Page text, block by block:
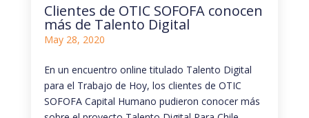
Clientes de OTIC SOFOFA conocen
más de Talento Digital
May 28, 2020
En un encuentro online titulado Talento Digital
para el Trabajo de Hoy, los clientes de OTIC
SOFOFA Capital Humano pudieron conocer más